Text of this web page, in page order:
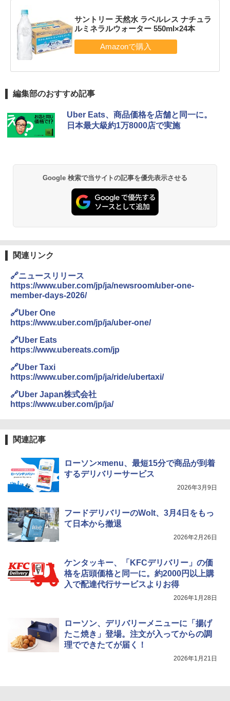
サントリー 天然水 ラベルレス ナチュラ
ルミネラルウォーター 550ml×24本
編集部のおすすめ記事
Uber Eats、商品価格を店舗と同一に。
日本最大級約1万8000店で実施
Google 検索で当サイトの記事を優先表示させる
関連リンク
🔗ニュースリリース
https://www.uber.com/jp/ja/newsroom/uber-one-
member-days-2026/
🔗Uber One
https://www.uber.com/jp/ja/uber-one/
🔗Uber Eats
https://www.ubereats.com/jp
🔗Uber Taxi
https://www.uber.com/jp/ja/ride/ubertaxi/
🔗Uber Japan株式会社
https://www.uber.com/jp/ja/
関連記事
ローソン×menu、最短15分で商品が到着
するデリバリーサービス
2026年3月9日
フードデリバリーのWolt、3月4日をもっ
て日本から撤退
2026年2月26日
ケンタッキー、「KFCデリバリー」の価
格を店頭価格と同一に。約2000円以上購
入で配達代行サービスよりお得
2026年1月28日
ローソン、デリバリーメニューに「揚げ
たこ焼き」登場。注文が入ってからの調
理でできたてが届く！
2026年1月21日